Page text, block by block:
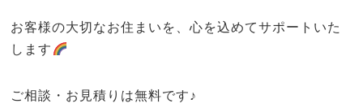
お客様の大切なお住まいを、心を込めてサポートいた
します
ご相談・お見積りは無料です♪